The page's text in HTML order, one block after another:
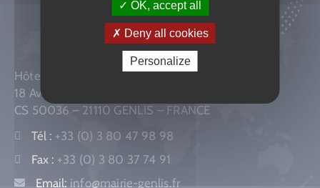
Hôtel de Ville
18 Avenue Général de Gaulle,
CS 50036 – 21110 GENLIS – FRANCE
Tél : +33 (0) 3 80 47 98 98
Fax : +33 (0) 3 80 37 74 91
Email: info@mairie-genlis.fr
OK, accept all
Deny all cookies
Personalize